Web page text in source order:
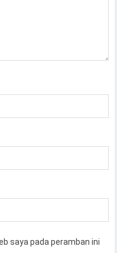
saya pada peramban ini